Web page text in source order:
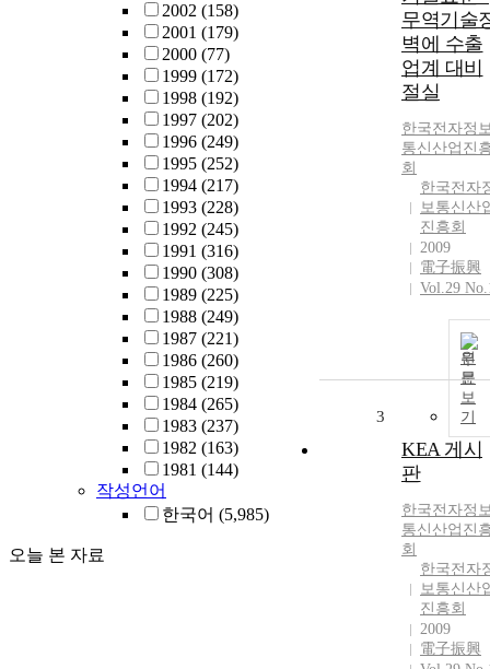
2002 (158)
2001 (179)
2000 (77)
1999 (172)
1998 (192)
1997 (202)
1996 (249)
1995 (252)
1994 (217)
1993 (228)
1992 (245)
1991 (316)
1990 (308)
1989 (225)
1988 (249)
1987 (221)
1986 (260)
1985 (219)
1984 (265)
1983 (237)
1982 (163)
1981 (144)
작성언어
한국어 (5,985)
오늘 본 자료
무역기술
벽에 수출
업계 대비
절실
한국전자정
통신산업진
회
한국전자
보통신산
진흥회
2009
電子振興
Vol.29
원
문
보
기
3
KEA 게시
판
한국전자정
통신산업진
회
한국전자
보통신산
진흥회
2009
電子振興